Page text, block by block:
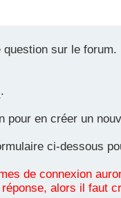
sur le
.
pour en créer un
ci-dessous
de connexion
alors il faut